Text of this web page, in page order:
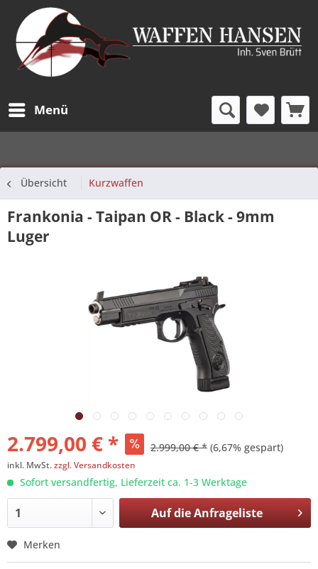
Menü
Übersicht Kurzwaffen
Frankonia - Taipan OR - Black - 9mm
Luger
2.799,00 € * 2.999,00 € * (6,67% gespart)
inkl. MwSt.zzgl. Versandkosten
Sofort versandfertig, Lieferzeit ca. 1-3 Werktage
Auf dieAnfrageliste
Merken